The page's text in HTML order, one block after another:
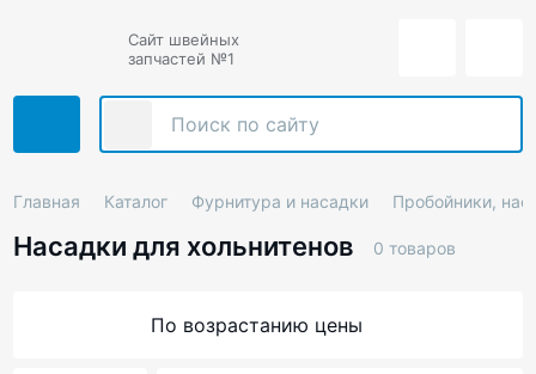
Сайт швейных
запчастей №1
Главная Каталог Фурнитура и насадки Пробойники,
Насадки для хольнитенов 0 товаров
По возрастанию цены